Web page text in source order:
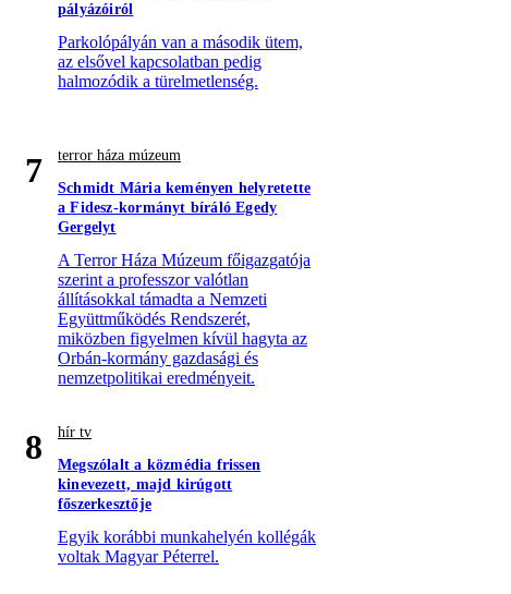
pályázóiról
Parkolópályán van a második ütem,
az elsővel kapcsolatban pedig
halmozódik a türelmetlenség.
7
terror háza múzeum
Schmidt Mária keményen helyretette
a Fidesz-kormányt bíráló Egedy
Gergelyt
A Terror Háza Múzeum főigazgatója
szerint a professzor valótlan
állításokkal támadta a Nemzeti
Együttműködés Rendszerét,
miközben figyelmen kívül hagyta az
Orbán-kormány gazdasági és
nemzetpolitikai eredményeit.
8
hír tv
Megszólalt a közmédia frissen
kinevezett, majd kirúgott
főszerkesztője
Egyik korábbi munkahelyén kollégák
voltak Magyar Péterrel.